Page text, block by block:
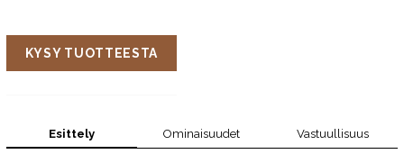
KYSY TUOTTEESTA
Esittely Ominaisuudet Vastuullisuus